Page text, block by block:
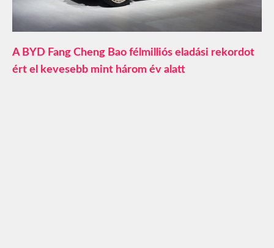
A BYD Fang Cheng Bao félmilliós eladási rekordot
ért el kevesebb mint három év alatt